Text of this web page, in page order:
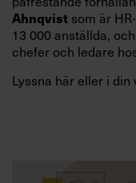
Ahnqvist som är
13 000 anställda, och
chefer och ledare
Lyssna här eller i